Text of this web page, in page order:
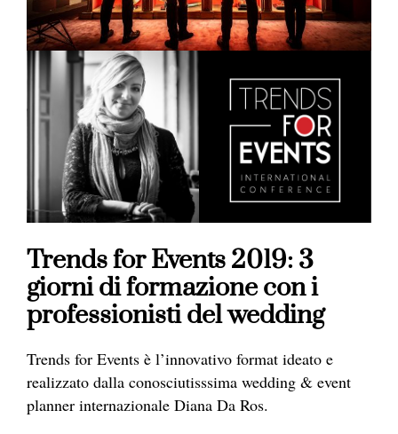
Trends for Events 2019: 3
giorni di formazione con i
professionisti del wedding
Trends for Events è l’innovativo format ideato e
realizzato dalla conosciutisssima wedding & event
planner internazionale Diana Da Ros.